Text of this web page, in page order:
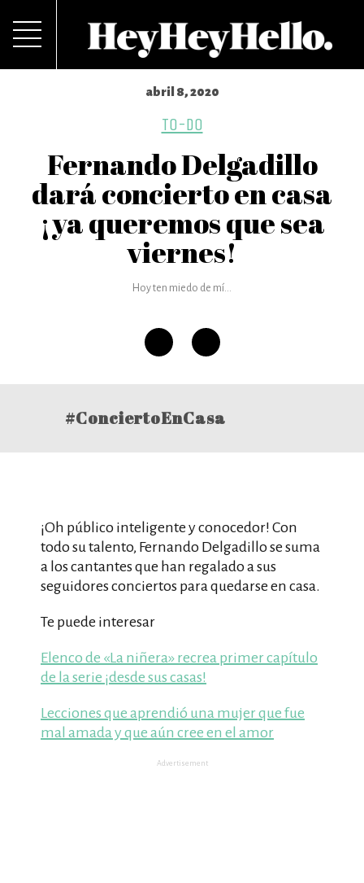
abril 8, 2020
TO-DO
Fernando Delgadillo
dará concierto en casa
¡ya queremos que sea
viernes!
Hoy ten miedo de mí...
#ConciertoEnCasa
¡Oh público inteligente y conocedor! Con
todo su talento, Fernando Delgadillo se suma
a los cantantes que han regalado a sus
seguidores conciertos para quedarse en casa.
Te puede interesar
Elenco de «La niñera» recrea primer capítulo
de la serie ¡desde sus casas!
Lecciones que aprendió una mujer que fue
mal amada y que aún cree en el amor
Advertisement